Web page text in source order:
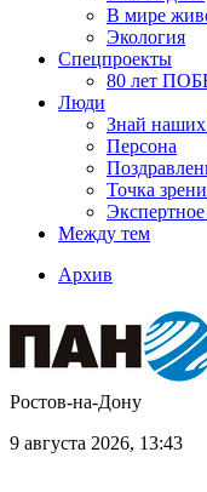
В мире
Экология
Спецпроекты
80 лет
Люди
Знай
Персона
Точка
Между тем
Архив
Ростов-на-Дону
9 августа 2026, 13:43